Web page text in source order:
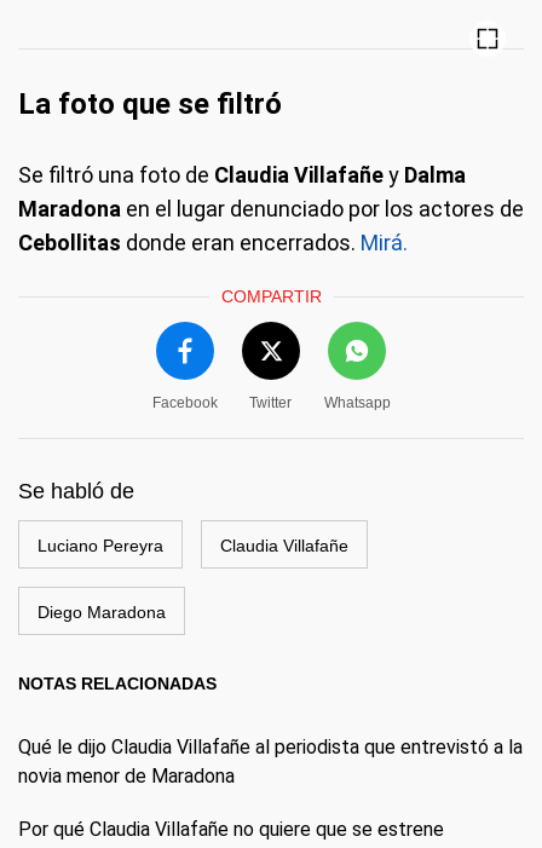
La foto que se filtró
Se filtró una foto de Claudia Villafañey Dalma
Maradona en el lugar denunciado por los actores de
Cebollitas donde eran encerrados. Mirá.
COMPARTIR
Facebook Twitter Whatsapp
Se habló de
Luciano Pereyra Claudia Villafañe
Diego Maradona
NOTAS RELACIONADAS
Qué le dijo Claudia Villafañe al periodista que entrevistó a la
novia menor de Maradona
Por qué Claudia Villafañe no quiere que se estrene